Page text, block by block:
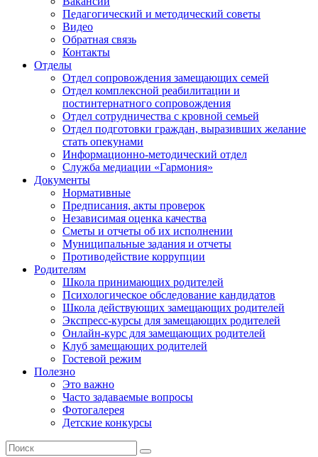
Педагогический и методический советы
Видео
Обратная связь
Контакты
Отделы
Отдел сопровождения замещающих семей
Отдел комплексной реабилитации и
постинтернатного сопровождения
Отдел сотрудничества с кровной семьей
Отдел подготовки граждан, выразивших желание
стать опекунами
Информационно-методический отдел
Служба медиации «Гармония»
Документы
Нормативные
Предписания, акты проверок
Независимая оценка качества
Сметы и отчеты об их исполнении
Муниципальные задания и отчеты
Противодействие коррупции
Родителям
Школа принимающих родителей
Психологическое обследование кандидатов
Школа действующих замещающих родителей
Экспресс-курсы для замещающих родителей
Онлайн-курс для замещающих родителей
Клуб замещающих родителей
Гостевой режим
Полезно
Это важно
Часто задаваемые вопросы
Фотогалерея
Детские конкурсы